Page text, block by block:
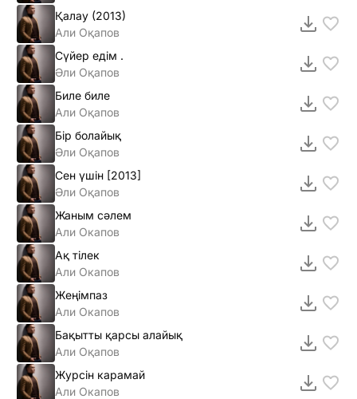
Қалау (2013)
Али Оқапов
Сүйер едiм .
Әли Оқапов
Биле биле
Али Оқапов
Бiр болайық
Әли Оқапов
Сен үшiн [2013]
Әли Оқапов
Жаным сәлем
Али Окапов
Ақ тiлек
Али Окапов
Жеңімпаз
Али Окапов
Бақытты қарсы алайық
Али Оқапов
Журсiн карамай
Али Окапов